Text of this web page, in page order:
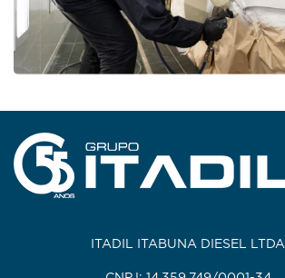
ITADIL ITABUNA DIESEL LTDA